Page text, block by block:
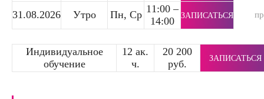
31.08.2026 Утро Пн, Ср 11:00 –
14:00
ЗАПИСАТЬСЯ
Индивидуальное
обучение
12 ак.
ч.
20 200
руб.
ЗАПИСАТЬСЯ